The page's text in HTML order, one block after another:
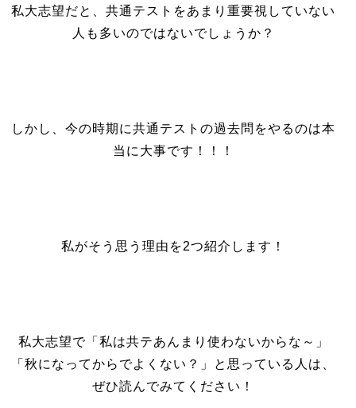
私大志望だと、共通テストをあまり重要視していない
人も多いのではないでしょうか？
しかし、今の時期に共通テストの過去問をやるのは本
当に大事です！！！
私がそう思う理由を2つ紹介します！
私大志望で「私は共テあんまり使わないからな～」
「秋になってからでよくない？」と思っている人は、
ぜひ読んでみてください！